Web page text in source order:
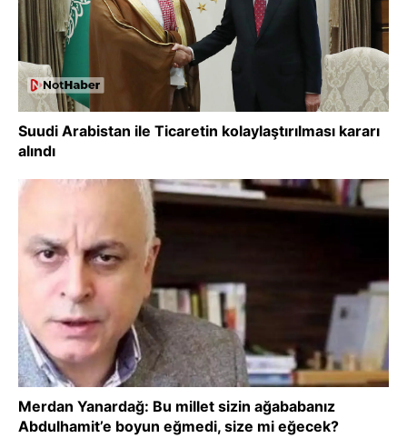
Suudi Arabistan ile Ticaretin kolaylaştırılması kararı
alındı
Merdan Yanardağ: Bu millet sizin ağababanız
Abdulhamit’e boyun eğmedi, size mi eğecek?